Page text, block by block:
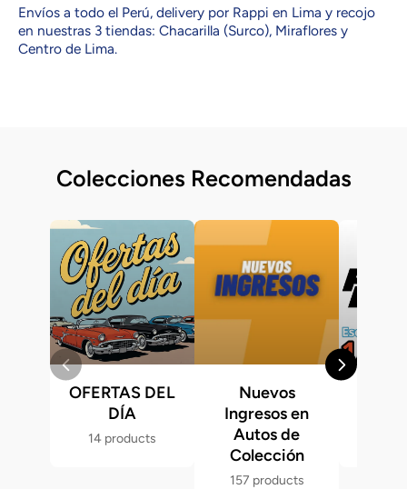
Envíos a todo el Perú, delivery por Rappi en Lima y recojo
en nuestras 3 tiendas: Chacarilla (Surco), Miraflores y
Centro de Lima.
Colecciones Recomendadas
OFERTAS DEL
DÍA
14 products
Nuevos
Ingresos en
Autos de
Colección
157 products